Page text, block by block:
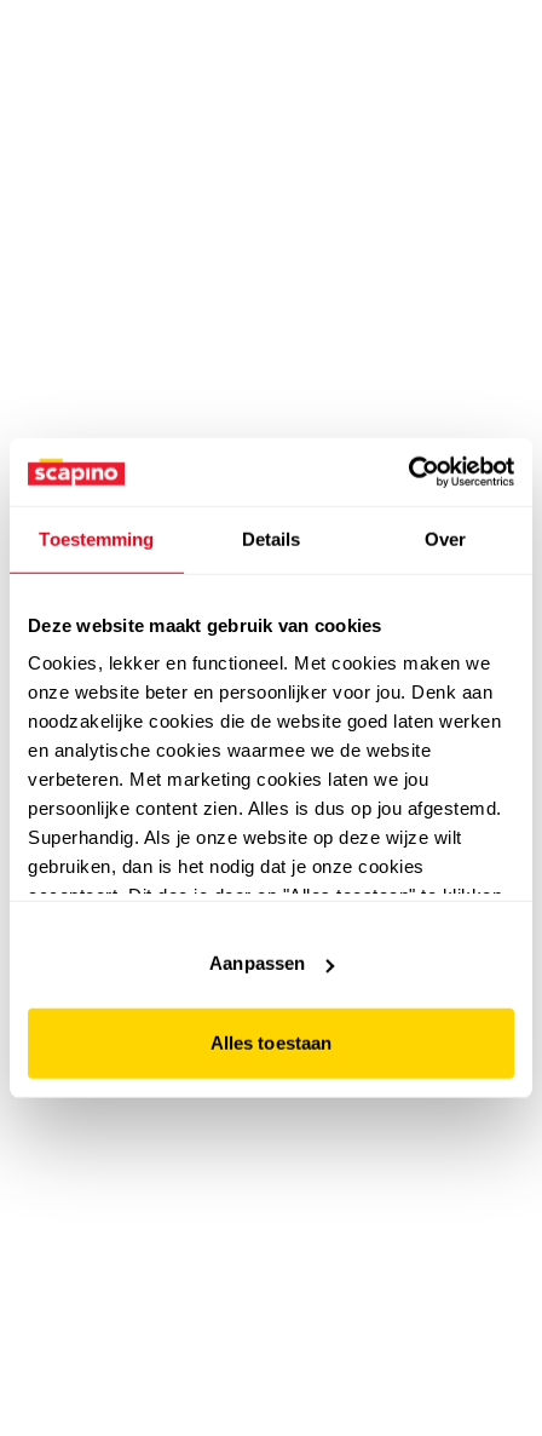
Toestemming Details Over
Deze website maakt gebruik van cookies
Cookies, lekker en functioneel. Met cookies maken we
onze website beter en persoonlijker voor jou. Denk aan
noodzakelijke cookies die de website goed laten werken
en analytische cookies waarmee we de website
verbeteren. Met marketing cookies laten we jou
persoonlijke content zien. Alles is dus op jou afgestemd.
Superhandig. Als je onze website op deze wijze wilt
gebruiken, dan is het nodig dat je onze cookies
accepteert. Dit doe je door op "Alles toestaan" te klikken.
website niet optimaal functioneert.
Aanpassen
Alles toestaan